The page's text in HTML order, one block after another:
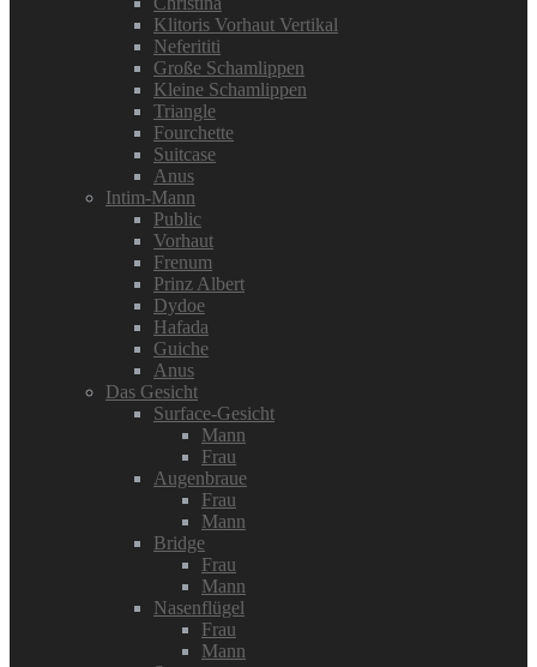
Klitoris Vorhaut Vertikal
Neferititi
Große Schamlippen
Kleine Schamlippen
Triangle
Fourchette
Suitcase
Anus
Intim-Mann
Public
Vorhaut
Frenum
Prinz Albert
Dydoe
Hafada
Guiche
Anus
Das Gesicht
Surface-Gesicht
Mann
Frau
Augenbraue
Frau
Mann
Bridge
Frau
Mann
Nasenflügel
Frau
Mann